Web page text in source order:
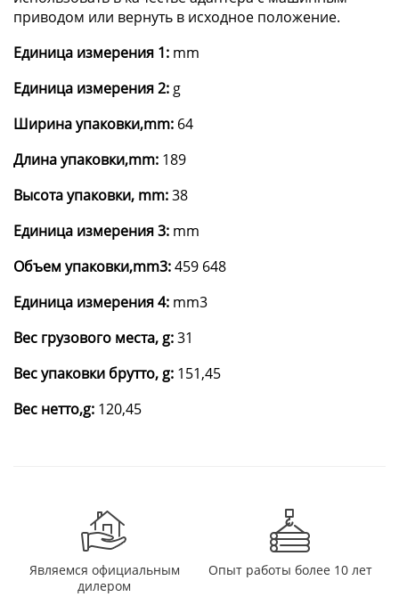
приводом или вернуть в исходное положение.
Единица измерения 1: mm
Единица измерения 2: g
Ширина упаковки,mm: 64
Длина упаковки,mm: 189
Высота упаковки, mm:38
Единица измерения 3: mm
Объем упаковки,mm3:459 648
Единица измерения 4: mm3
Вес грузового места, g:31
Вес упаковки брутто, g: 151,45
Вес нетто,g: 120,45
Являемся официальным
дилером
Опыт работы более 10 лет